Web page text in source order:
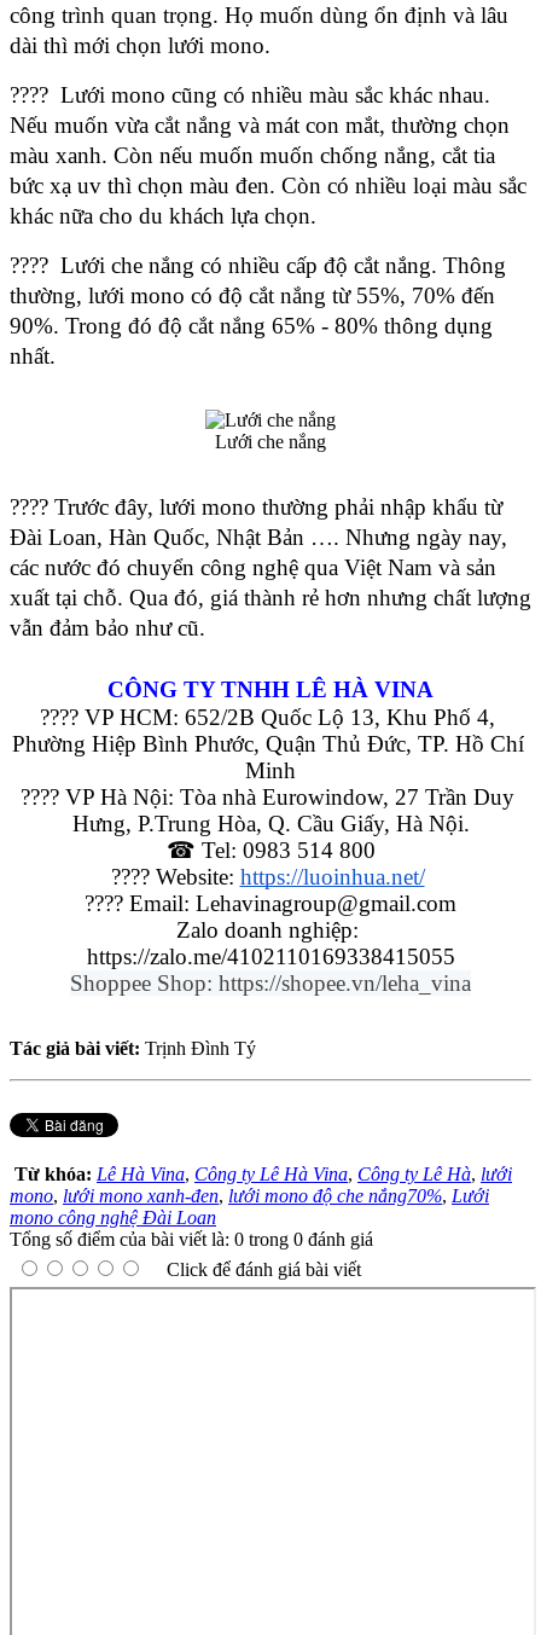
công trình quan trọng. Họ muốn dùng ổn định và lâu
dài thì mới chọn lưới mono.
????  Lưới mono cũng có nhiều màu sắc khác nhau.
Nếu muốn vừa cắt nắng và mát con mắt, thường chọn
màu xanh. Còn nếu muốn muốn chống nắng, cắt tia
bức xạ uv thì chọn màu đen. Còn có nhiều loại màu sắc
khác nữa cho du khách lựa chọn.
????  Lưới che nắng có nhiều cấp độ cắt nắng. Thông
thường, lưới mono có độ cắt nắng từ 55%, 70% đến
90%. Trong đó độ cắt nắng 65% - 80% thông dụng
nhất.
Lưới che nắng
???? Trước đây, lưới mono thường phải nhập khẩu từ
Đài Loan, Hàn Quốc, Nhật Bản …. Nhưng ngày nay,
các nước đó chuyển công nghệ qua Việt Nam và sản
xuất tại chỗ. Qua đó, giá thành rẻ hơn nhưng chất lượng
vẫn đảm bảo như cũ.
CÔNG TY TNHH LÊ HÀ VINA
???? VP HCM: 652/2B Quốc Lộ 13, Khu Phố 4,
Phường Hiệp Bình Phước, Quận Thủ Đức, TP. Hồ Chí
Minh
???? VP Hà Nội: Tòa nhà Eurowindow, 27 Trần Duy
Hưng, P.Trung Hòa, Q. Cầu Giấy, Hà Nội.
☎ Tel: 0983 514 800
???? Website: https://luoinhua.net/
???? Email: Lehavinagroup@gmail.com
https://zalo.me/4102110169338415055
Shoppee Shop: https://shopee.vn/leha_vina
Tác giả bài viết: Trịnh Đình Tý
Từ khóa: Lê Hà Vina, Công ty Lê Hà Vina, Công ty Lê Hà, lưới
mono, lưới mono xanh-đen, lưới mono độ che nắng70%, Lưới
mono công nghệ Đài Loan
Tổng số điểm của bài viết là: 0 trong 0 đánh giá
Click để đánh giá bài viết